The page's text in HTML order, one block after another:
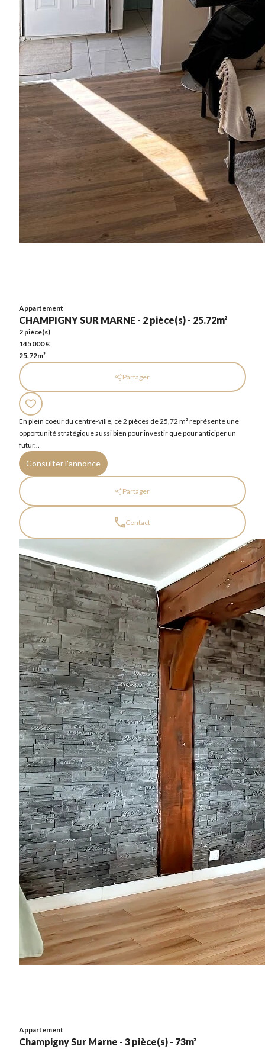
Appartement
CHAMPIGNY SUR MARNE - 2 pièce(s) - 25.72m²
2 pièce(s)
145 000 €
25.72m²
Partager
En plein coeur du centre-ville, ce 2 pièces de 25,72 m² représente une
opportunité stratégique aussi bien pour investir que pour anticiper un
futur...
Consulter l'annonce
Partager
Contact
Appartement
Champigny Sur Marne - 3 pièce(s) - 73m²